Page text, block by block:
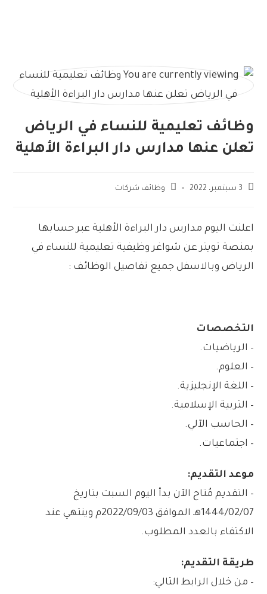
وظائف تعليمية للنساء في الرياض
تعلن عنها مدارس دار البراءة الأهلية
3 سبتمبر، 2022 وظائف شركات
اعلنت اليوم مدارس دار البراءة الأهلية عبر حسابها
بمنصة تويتر عن شواغر وظيفية تعليمية للنساء في
الرياض وبالاسفل جميع تفاصيل الوظائف :
التخصصات
– الرياضيات.
– العلوم.
– اللغة الإنجليزية.
– التربية الإسلامية.
– الحاسب الآلي.
– اجتماعيات.
موعد التقديم:
– التقديم مُتاح الآن بدأ اليوم السبت بتاريخ
1444/02/07هـ الموافق 2022/09/03م وينتهي عند
الاكتفاء بالعدد المطلوب.
طريقة التقديم:
– من خلال الرابط التالي: